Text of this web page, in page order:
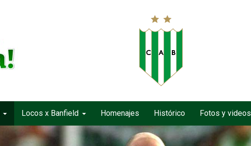
Locos x Banfield Homenajes Histórico Fotos y videos